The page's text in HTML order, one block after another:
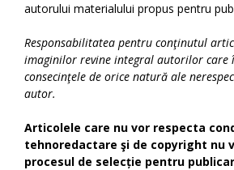
autorului materialului propus pentru
Responsabilitatea pentru conţinutul
imaginilor revine integral autorilor care
consecinţele de orice natură ale
autor.
Articolele care nu vor respecta
tehnoredactare şi de copyright nu
procesul de selecție pentru